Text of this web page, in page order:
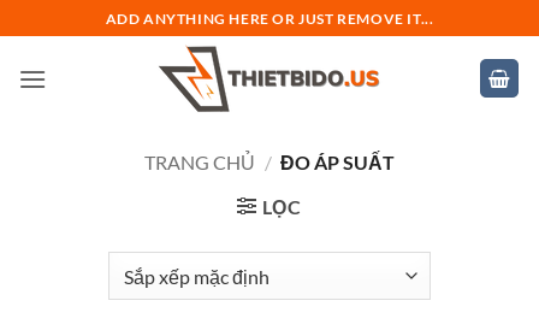
qua
nội
ADD ANYTHING HERE OR JUST REMOVE IT...
TRANG CHỦ / ĐO ÁP SUẤT
LỌC